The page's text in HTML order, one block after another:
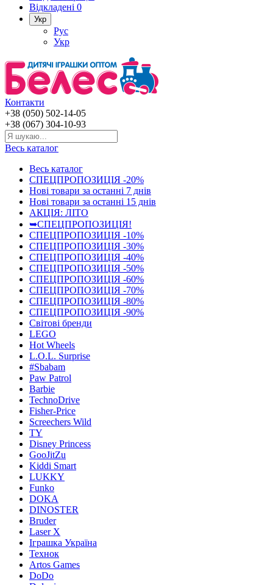
Відкладені 0
Укр
Рус
Укр
Контакти
+38 (050) 502-14-05
+38 (067) 304-10-93
Весь каталог
Весь каталог
СПЕЦПРОПОЗИЦІЯ -20%
Нові товари за останнi 7 днiв
Нові товари за останнi 15 днiв
АКЦІЯ: ЛІТО
➥СПЕЦПРОПОЗИЦІЯ!
СПЕЦПРОПОЗИЦІЯ -10%
СПЕЦПРОПОЗИЦІЯ -30%
СПЕЦПРОПОЗИЦІЯ -40%
СПЕЦПРОПОЗИЦІЯ -50%
СПЕЦПРОПОЗИЦІЯ -60%
СПЕЦПРОПОЗИЦІЯ -70%
СПЕЦПРОПОЗИЦІЯ -80%
СПЕЦПРОПОЗИЦІЯ -90%
Світові бренди
LEGO
Hot Wheels
L.O.L. Surprise
#Sbabam
Paw Patrol
Barbie
TechnoDrive
Fisher-Price
Screechers Wild
TY
Disney Princess
GooJitZu
Kiddi Smart
LUKKY
Funko
DOKA
DINOSTER
Bruder
Laser X
Іграшка Україна
Технок
Artos Games
DoDo